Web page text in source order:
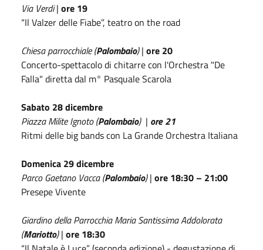
Via Verdi| ore 19
“Il Valzer delle Fiabe”, teatro on the road
Chiesa parrocchiale (Palombaio)| ore 20
Concerto-spettacolo di chitarre con l'Orchestra "De
Falla" diretta dal m° Pasquale Scarola
Sabato 28 dicembre
Piazza Milite Ignoto(Palombaio) | ore 21
Ritmi delle big bands con La Grande Orchestra Italiana
Domenica 29 dicembre
Parco Gaetano Vacca (Palombaio)| ore 18:30 – 21:00
Presepe Vivente
Giardino della Parrocchia Maria Santissima Addolorata
(Mariotto)| ore 18:30